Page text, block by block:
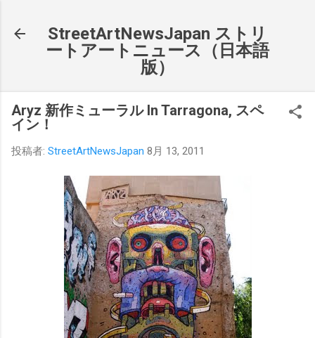
StreetArtNewsJapan ストリ
ートアートニュース（日本語
版）
Aryz 新作ミューラル In Tarragona, スペ
イン！
投稿者: StreetArtNewsJapan 8月 13, 2011